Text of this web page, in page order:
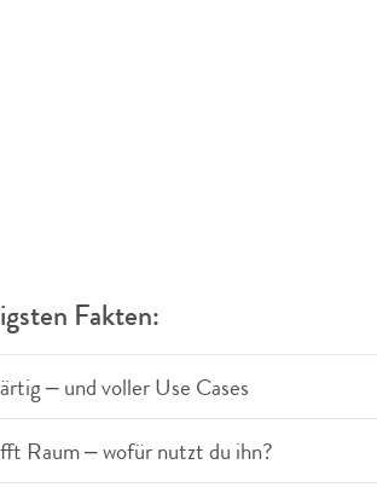
Fakten:
– und voller Use Cases
Raum – wofür nutzt du ihn?